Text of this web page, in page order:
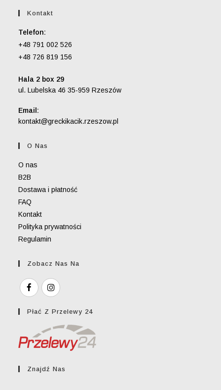
Kontakt
Telefon:
+48 791 002 526
+48 726 819 156
Hala 2 box 29
ul. Lubelska 46 35-959 Rzeszów
Email:
kontakt@greckikacik.rzeszow.pl
O Nas
O nas
B2B
Dostawa i płatność
FAQ
Kontakt
Polityka prywatności
Regulamin
Zobacz Nas Na
Płać Z Przelewy 24
Znajdź Nas